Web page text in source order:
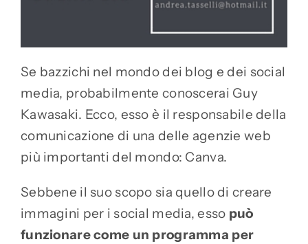
Se bazzichi nel mondo dei blog e dei social
media, probabilmente conoscerai Guy
Kawasaki. Ecco, esso è il responsabile della
comunicazione di una delle agenzie web
più importanti del mondo: Canva.
Sebbene il suo scopo sia quello di creare
immagini per i social media, esso può
funzionare come un programma per